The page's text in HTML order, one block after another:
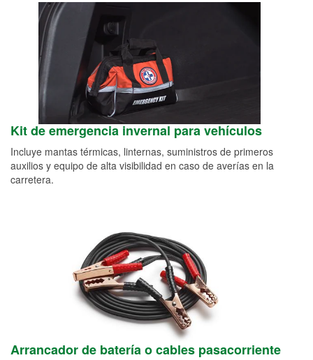
Kit de emergencia invernal para vehículos
Incluye mantas térmicas, linternas, suministros de primeros
auxilios y equipo de alta visibilidad en caso de averías en la
carretera.
Arrancador de batería o cables pasacorriente